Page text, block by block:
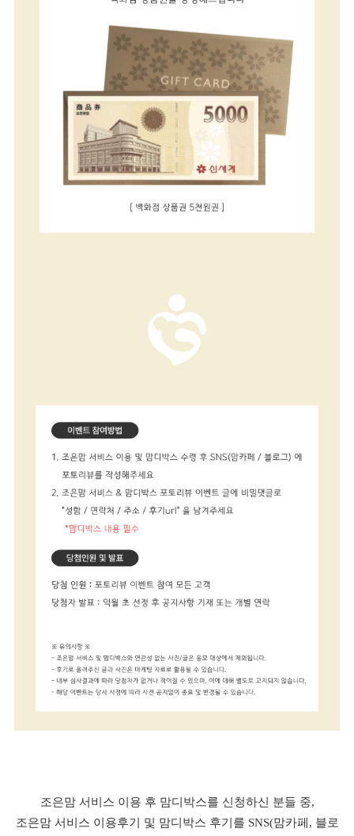
조은맘 서비스 이용 후 맘디박스를 신청하신 분들 중,
조은맘 서비스 이용후기 및 맘디박스 후기를 SNS(맘카페, 블로